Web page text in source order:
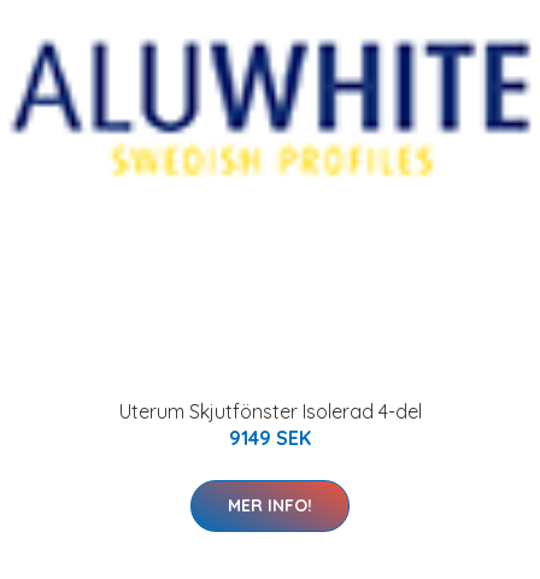
Uterum Skjutfönster Isolerad 4-del
9149 SEK
MER INFO!